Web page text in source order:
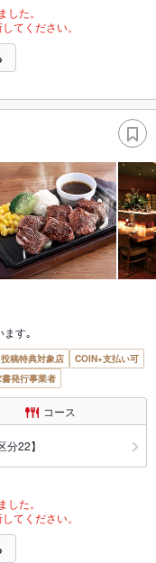
た。
てください。
す｡
稿特典対象店
COIN+支払い可
発行事業者
コース
22】
た。
てください。